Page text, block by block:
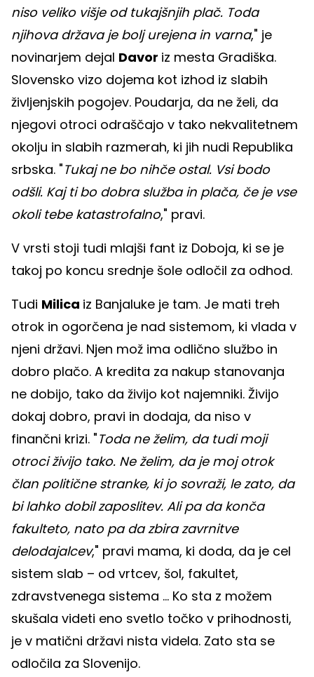
niso veliko višje od tukajšnjih plač. Toda
njihova država je bolj urejena in varna," je
novinarjem dejal Davor iz mesta Gradiška.
Slovensko vizo dojema kot izhod iz slabih
življenjskih pogojev. Poudarja, da ne želi, da
njegovi otroci odraščajo v tako nekvalitetnem
okolju in slabih razmerah, ki jih nudi Republika
srbska. "Tukaj ne bo nihče ostal. Vsi bodo
odšli. Kaj ti bo dobra služba in plača, če je vse
okoli tebe katastrofalno," pravi.
V vrsti stoji tudi mlajši fant iz Doboja, ki se je
takoj po koncu srednje šole odločil za odhod.
Tudi Milica iz Banjaluke je tam. Je mati treh
otrok in ogorčena je nad sistemom, ki vlada v
njeni državi. Njen mož ima odlično službo in
dobro plačo. A kredita za nakup stanovanja
ne dobijo, tako da živijo kot najemniki. Živijo
dokaj dobro, pravi in dodaja, da niso v
finančni krizi. "Toda ne želim, da tudi moji
otroci živijo tako. Ne želim, da je moj otrok
član politične stranke, ki jo sovraži, le zato, da
bi lahko dobil zaposlitev. Ali pa da konča
fakulteto, nato pa da zbira zavrnitve
delodajalcev," pravi mama, ki doda, da je cel
sistem slab – od vrtcev, šol, fakultet,
zdravstvenega sistema ... Ko sta z možem
skušala videti eno svetlo točko v prihodnosti,
je v matični državi nista videla. Zato sta se
odločila za Slovenijo.